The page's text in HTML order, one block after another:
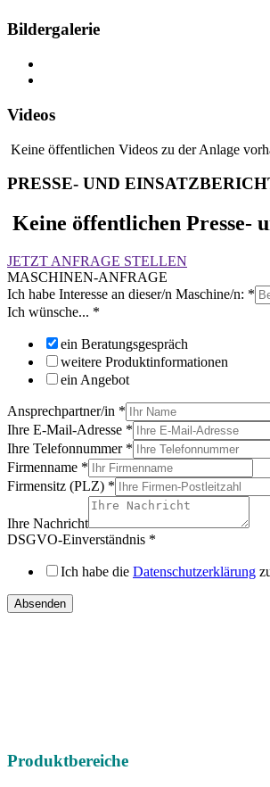
Bildergalerie
Videos
Keine öffentlichen Videos zu der Anlage
PRESSE- UND
Keine öffentlichen Presse-
JETZT ANFRAGE STELLEN
MASCHINEN-ANFRAGE
Ich habe Interesse an dieser/n Maschine/n: *
Ich wünsche... *
ein Beratungsgespräch
weitere Produktinformationen
ein Angebot
Ansprechpartner/in *
Ihre E-Mail-Adresse *
Ihre Telefonnummer *
Firmenname *
Firmensitz (PLZ) *
Ihre Nachricht
DSGVO-Einverständnis *
Ich habe die Datenschutzerklärung
Absenden
Produktbereiche